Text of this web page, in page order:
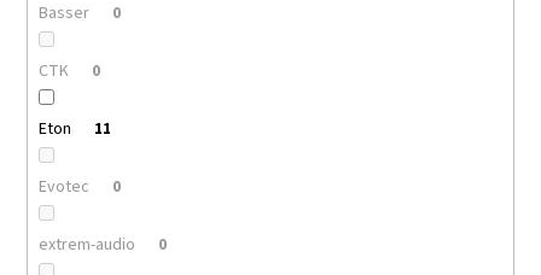
Basser 0
CTK 0
Eton 11
Evotec 0
extrem-audio 0